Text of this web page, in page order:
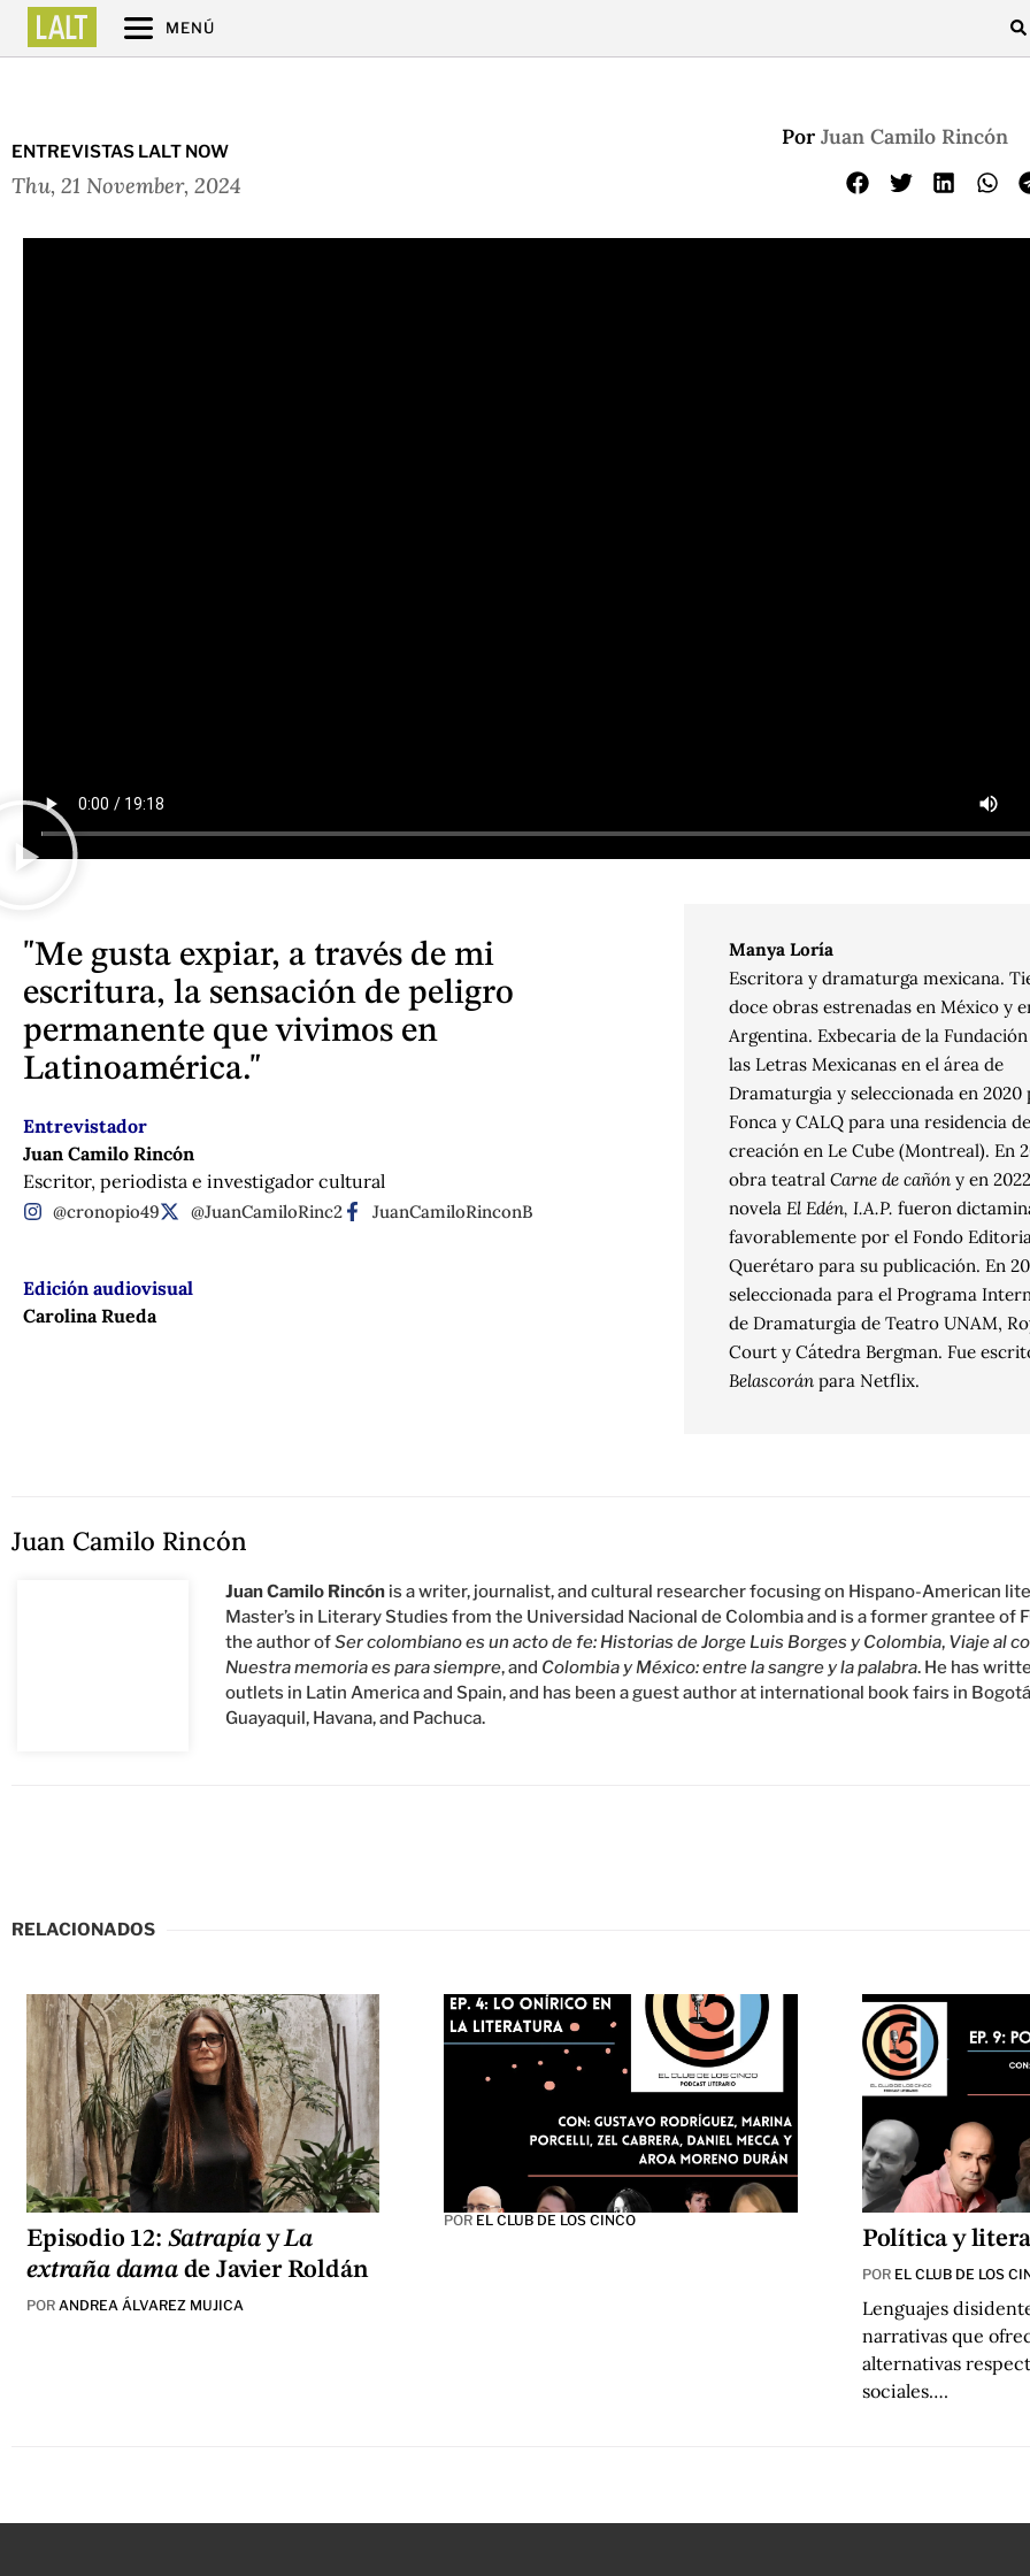
MENÚ
ENTREVISTAS LALT NOW
Thu, 21 November, 2024
Por Juan Camilo Rincón
"Me gusta expiar, a través de mi
escritura, la sensación de peligro
permanente que vivimos en
Latinoamérica."
Entrevistador
Juan Camilo Rincón
Escritor, periodista e investigador cultural
@cronopio49 @JuanCamiloRinc2 JuanCamiloRinconB
Edición audiovisual
Carolina Rueda
Manya Loría
Escritora y dramaturga mexicana.
doce obras estrenadas en México y
Argentina. Exbecaria de la
las Letras Mexicanas en el área de
Dramaturgia y seleccionada en 2020
Fonca y CALQ para una residencia de
creación en Le Cube (Montreal). En
obra teatral Carne de cañóny en
novela El Edén, I.A.P. fueron
favorablemente por el Fondo
Querétaro para su publicación. En
seleccionada para el Programa
de Dramaturgia de Teatro UNAM,
Court y Cátedra Bergman. Fue
Belascoránpara Netflix.
Juan Camilo Rincón
Juan Camilo Rincón is a writer, journalist, and cultural researcher focusing on Hispano-American
Master’s in Literary Studies from the Universidad Nacional de Colombia and is a former grantee of
the author ofSer colombiano es un acto de fe: Historias de Jorge Luis Borges y Colombia, Viaje al
Nuestra memoria es para siempre, and Colombia y México: entre la sangre y la palabra. He has
outlets in Latin America and Spain, and has been a guest author at international book fairs in
Guayaquil, Havana, and Pachuca.
RELACIONADOS
Episodio 12: SatrapíayLa
extraña damade Javier Roldán
POR ANDREA ÁLVAREZ MUJICA
POR EL CLUB DE LOS CINCO
Política y
POR EL CLUB DE LOS
Lenguajes
narrativas que
alternativas
sociales….